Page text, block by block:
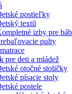
postieľky
textil
izby pre
pulty
pre deti a mládež
otočné stoličky
písacie stoly
postele